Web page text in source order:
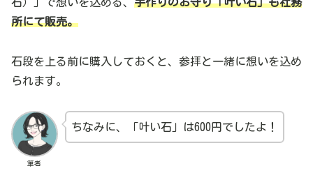
石）」で想いを込める、 手作りのお守り「叶い石」も社務
所にて販売。
石段を上る前に購入しておくと、参拝と一緒に想いを込め
られます。
筆者
ちなみに、「叶い石」は600円でしたよ！